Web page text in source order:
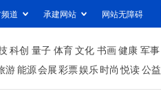
道 承建网站 网站无障碍
科创 量子 体育文化 书画健康 军事
游能源会展彩票娱乐时尚 悦读公益